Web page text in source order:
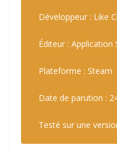
Développeur : Like
Éditeur : Application
Plateforme : Steam
Date de parution :
Testé sur une